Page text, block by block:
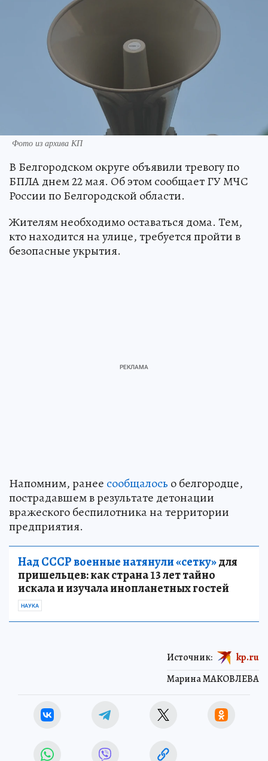
Фото из архива КП
В Белгородском округе объявили тревогу по
БПЛА днем 22 мая. Об этом сообщает ГУ МЧС
России по Белгородской области.
Жителям необходимо оставаться дома. Тем,
кто находится на улице, требуется пройти в
безопасные укрытия.
Напомним, ранее сообщалось о белгородце,
пострадавшем в результате детонации
вражеского беспилотника на территории
предприятия.
Над СССР военные натянули «сетку»для
пришельцев: как страна 13 лет тайно
искала и изучала инопланетных гостей
НАУКА
Марина МАКОВЛЕВА
Источник: kp.ru